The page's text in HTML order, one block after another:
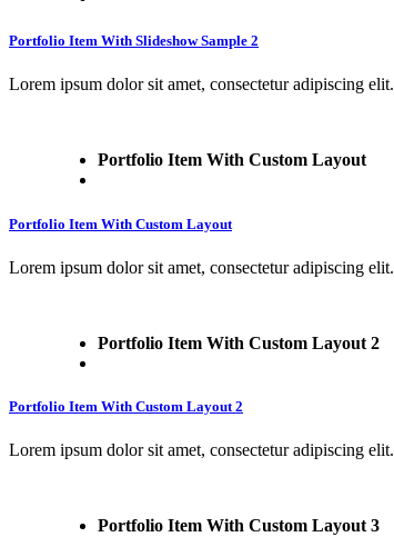
Portfolio Item With Slideshow Sample 2
Lorem ipsum dolor sit amet, consectetur adipiscing elit.
Portfolio Item With Custom Layout
Portfolio Item With Custom Layout
Lorem ipsum dolor sit amet, consectetur adipiscing elit.
Portfolio Item With Custom Layout 2
Portfolio Item With Custom Layout 2
Lorem ipsum dolor sit amet, consectetur adipiscing elit.
Portfolio Item With Custom Layout 3